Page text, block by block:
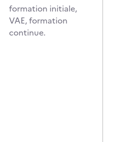
formation initiale,
VAE, formation
continue.